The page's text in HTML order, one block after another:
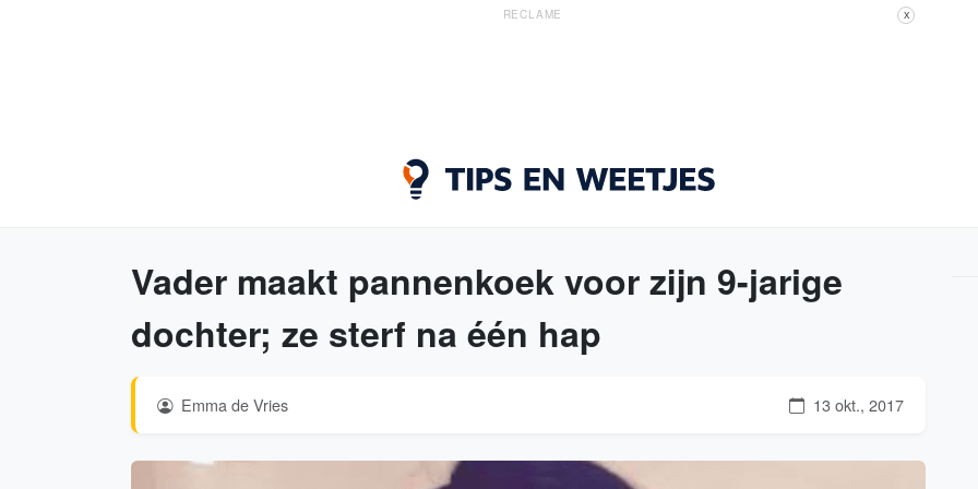
RECLAME X
Vader maakt pannenkoek voor zijn 9-jarige
dochter; ze sterf na één hap
Emma de Vries 13 okt., 2017